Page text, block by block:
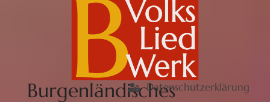
BurgenländischesDatenschutzerklärung